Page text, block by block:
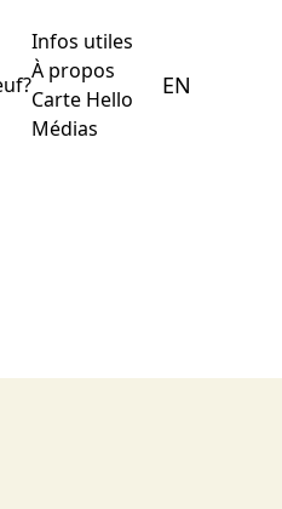
Infos utiles
À propos
Carte Hello
Médias
EN